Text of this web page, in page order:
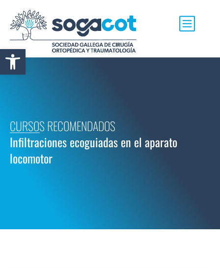
Abrir barra de herramientas
CURSOS RECOMENDADOS
Infiltraciones ecoguiadas en el aparato
locomotor